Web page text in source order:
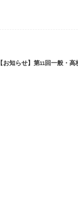
【お知らせ】第11回一般・